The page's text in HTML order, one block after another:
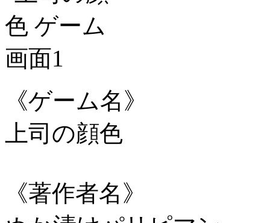
《ゲーム名》
上司の顔色
《著作者名》